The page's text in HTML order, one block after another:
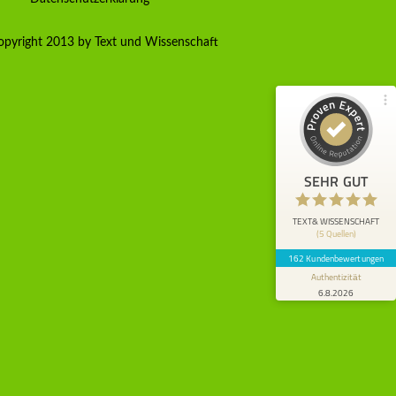
2013 by Text und Wissenschaft
SEHR GUT
TEXT& WISSENSCHAFT
(5 Quellen)
162 Kundenbewertungen
Authentizität
6.8.2026
72
Bewertungen auf
ProvenExpert.com
Blick aufs ProvenExpert-Profil werfen
Anonym
5
Mir wurde TuW empfohlen. Ich habe nun
durch TuW eine umfangreiche
wissenschaftliche Arbeit inkl. Lektorat er...